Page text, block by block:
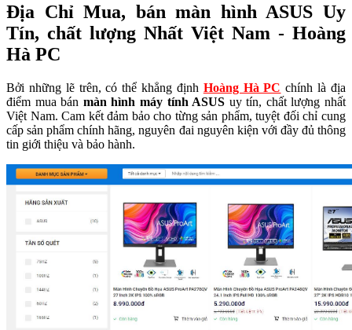
Địa Chỉ Mua, bán màn hình ASUS Uy
Tín, chất lượng Nhất Việt Nam - Hoàng
Hà PC
Bởi những lẽ trên, có thể khẳng định Hoàng Hà PC chính là địa
điểm mua bán màn hình máy tính ASUS uy tín, chất lượng nhất
Việt Nam. Cam kết đảm bảo cho từng sản phẩm, tuyệt đối chỉ cung
cấp sản phẩm chính hãng, nguyên đai nguyên kiện với đầy đủ thông
tin giới thiệu và bảo hành.